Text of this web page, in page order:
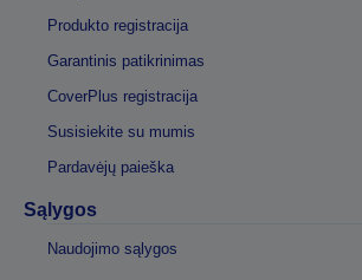
Produkto registracija
Garantinis patikrinimas
CoverPlus registracija
Susisiekite su mumis
Pardavėjų paieška
Sąlygos
Naudojimo sąlygos